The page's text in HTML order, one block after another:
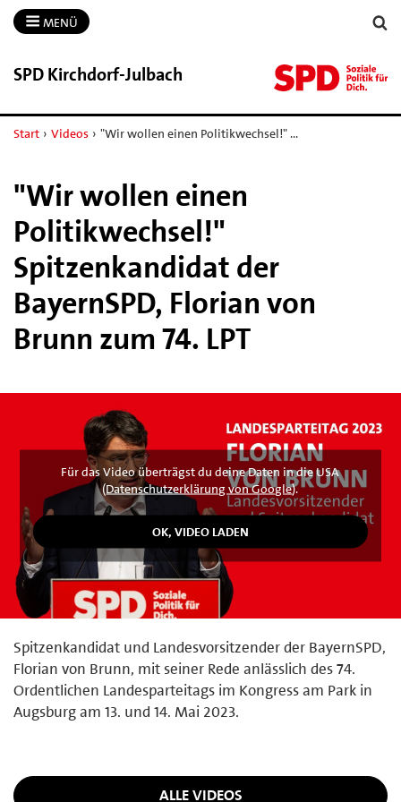
MENÜ
SPD Kirchdorf-​Julbach
Start › Videos › "Wir wollen einen Politikwechsel!" …
"Wir wollen einen
Politikwechsel!"
Spitzenkandidat der
BayernSPD, Florian von
Brunn zum 74. LPT
Für das Video überträgst du deine Daten in die USA
(Datenschutzerklärung von Google).
Spitzenkandidat und Landesvorsitzender der BayernSPD,
Florian von Brunn, mit seiner Rede anlässlich des 74.
Ordentlichen Landesparteitags im Kongress am Park in
Augsburg am 13. und 14. Mai 2023.
ALLE VIDEOS